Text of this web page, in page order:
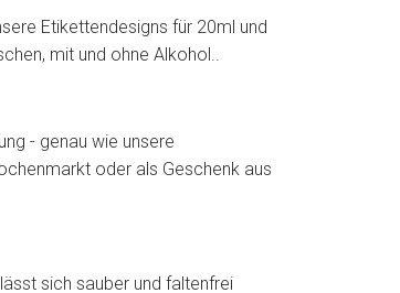
Etikettendesigns für 20ml und
mit und ohne Alkohol..
- genau wie unsere
oder als Geschenk aus
sich sauber und faltenfrei